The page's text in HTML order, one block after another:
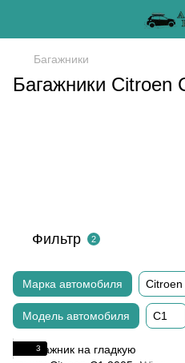
Багажники
Багажники Citroen
Фильтр 2
Марка автомобиля Citroen
Модель автомобиля C1
3